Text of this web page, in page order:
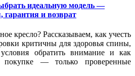
идеальную модель —
гарантия и возврат
кресло? Рассказываем, как учесть
критичны для здоровья спины,
обратить внимание и как
— только проверенные